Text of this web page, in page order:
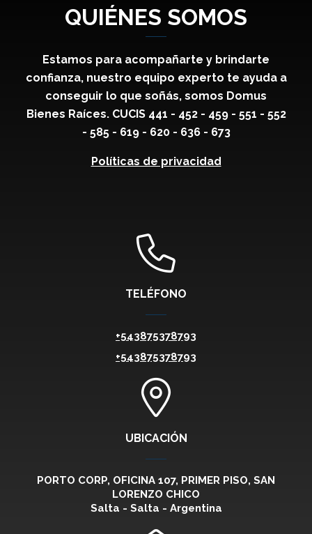
QUIÉNES SOMOS
Estamos para acompañarte y brindarte
confianza, nuestro equipo experto te ayuda a
conseguir lo que soñás, somos Domus
Bienes Raíces. CUCIS 441 - 452 - 459 - 551 - 552
- 585 - 619 - 620 - 636 - 673
Políticas de privacidad
TELÉFONO
+543875378793
+543875378793
UBICACIÓN
PORTO CORP, OFICINA 107, PRIMER PISO, SAN
LORENZO CHICO
Salta - Salta - Argentina